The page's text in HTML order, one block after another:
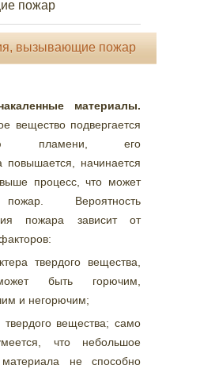
пожар
вызывающие пожар
материалы.
вещество подвергается
пламени, его
повышается, начинается
процесс, что может
Вероятность
пожара зависит от
твердого вещества,
быть горючим,
и негорючим;
вещества; само
что небольшое
материала не способно